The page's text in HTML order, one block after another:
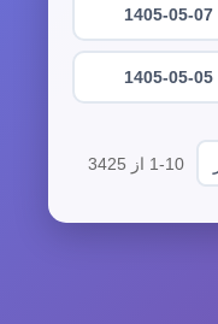
1405-05-07
1405-05-05
1-10 از 3425